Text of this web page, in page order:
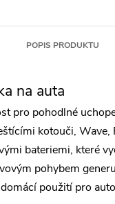
POPIS PRODUKTU
na auta
pro pohodlné
kotouči,
bateriemi, které
pohybem
použití pro